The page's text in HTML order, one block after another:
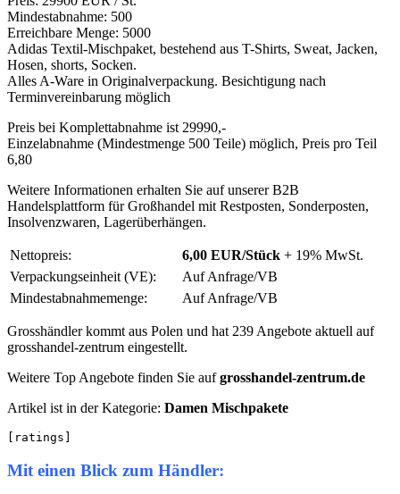
Mindestabnahme: 500
Erreichbare Menge: 5000
Adidas Textil-Mischpaket, bestehend aus T-Shirts, Sweat, Jacken,
Hosen, shorts, Socken.
Alles A-Ware in Originalverpackung. Besichtigung nach
Terminvereinbarung möglich
Preis bei Komplettabnahme ist 29990,-
Einzelabnahme (Mindestmenge 500 Teile) möglich, Preis pro Teil
6,80
Weitere Informationen erhalten Sie auf unserer B2B
Handelsplattform für Großhandel mit Restposten, Sonderposten,
Insolvenzwaren, Lagerüberhängen.
Nettopreis: 6,00 EUR/Stück + 19% MwSt.
Verpackungseinheit (VE):
Auf Anfrage/VB
Mindestabnahmemenge:
Auf Anfrage/VB
Grosshändler kommt aus Polen und hat 239 Angebote aktuell auf
grosshandel-zentrum eingestellt.
Weitere Top Angebote finden Sie aufgrosshandel-zentrum.de
Artikel ist in der Kategorie: Damen Mischpakete
[ratings]
Mit einen Blick zum Händler: